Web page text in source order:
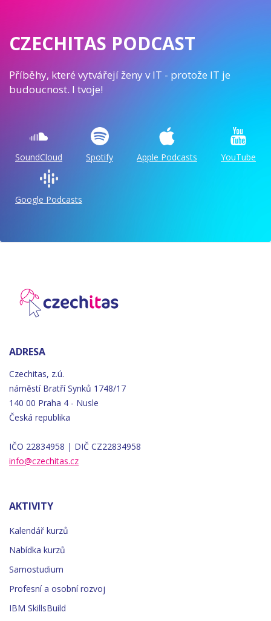
CZECHITAS PODCAST
Příběhy, které vytvářejí ženy v IT - protože IT je
budoucnost. I tvoje!
SoundCloud Spotify Apple Podcasts YouTube
Google Podcasts
ADRESA
Czechitas, z.ú.
náměstí Bratří Synků 1748/17
140 00 Praha 4 - Nusle
Česká republika
IČO 22834958 | DIČ CZ22834958
info@czechitas.cz
AKTIVITY
Kalendář kurzů
Nabídka kurzů
Samostudium
Profesní a osobní rozvoj
IBM SkillsBuild